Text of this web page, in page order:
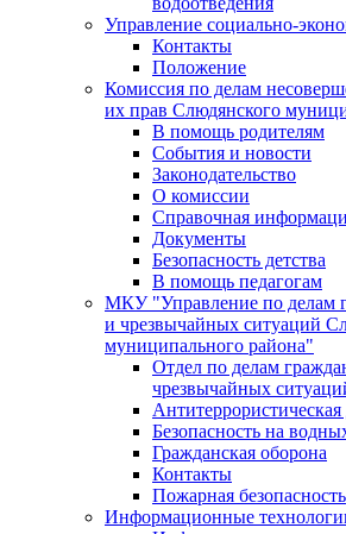
Управление социально-
Контакты
Положение
Комиссия по делам
их прав Слюдянского
В помощь родителям
События и новости
Законодательство
О комиссии
Справочная
Документы
Безопасность детства
В помощь педагогам
МКУ "Управление по делам
и чрезвычайных ситуаций
муниципального района"
Отдел по делам
чрезвычайных
Антитеррористическая
Безопасность на
Гражданская оборона
Контакты
Пожарная безопасность
Информационные